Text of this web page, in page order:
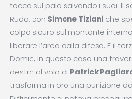
tocca sul palo salvando i suoi. Il
Ruda, con Simone Tiziani che
colpo sicuro sul montante
liberare l’area dalla difesa. E il
Domio, in questo caso una
destro al volo di Patrick
trasforma in oro una punizione